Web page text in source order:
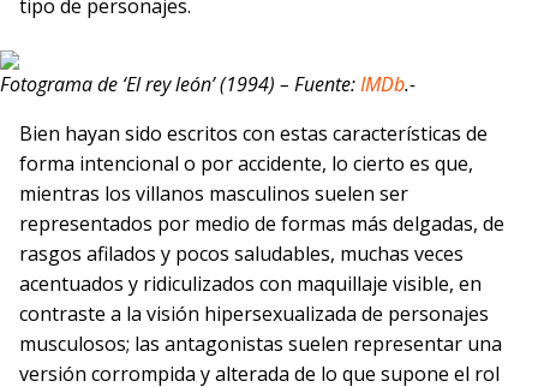
tipo de personajes.
Fotograma de ‘El rey león’ (1994) – Fuente:IMDb.-
Bien hayan sido escritos con estas características de
forma intencional o por accidente, lo cierto es que,
mientras los villanos masculinos suelen ser
representados por medio de formas más delgadas, de
rasgos afilados y pocos saludables, muchas veces
acentuados y ridiculizados con maquillaje visible, en
contraste a la visión hipersexualizada de personajes
musculosos; las antagonistas suelen representar una
versión corrompida y alterada de lo que supone el rol